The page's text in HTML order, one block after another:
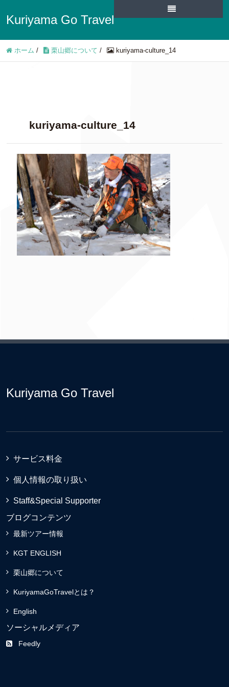
Kuriyama Go Travel
ホーム / 栗山郷について / kuriyama-culture_14
kuriyama-culture_14
Kuriyama Go Travel
サービス料金
個人情報の取り扱い
Staff&Special Supporter
ブログコンテンツ
最新ツアー情報
KGT ENGLISH
栗山郷について
KuriyamaGoTravelとは？
English
ソーシャルメディア
Feedly